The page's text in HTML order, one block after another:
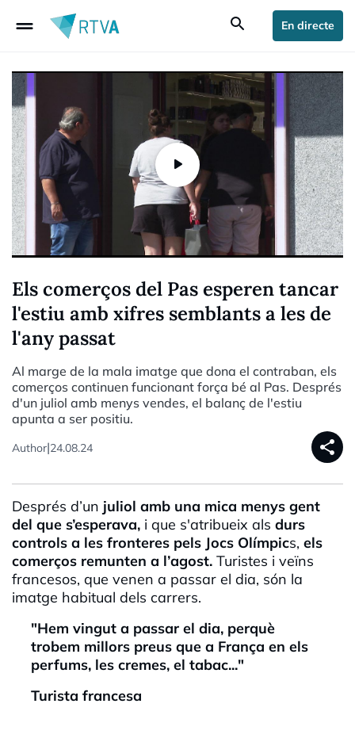
drag_handle search En directe
Els comerços del Pas esperen tancar
l'estiu amb xifres semblants a les de
l'any passat
Al marge de la mala imatge que dona el contraban, els
comerços continuen funcionant força bé al Pas. Després
d'un juliol amb menys vendes, el balanç de l'estiu
apunta a ser positiu.
Author|24.08.24 share
Després d’un juliol amb una mica menys gent
del que s’esperava, i que s'atribueix als durs
controls a les fronteres pels Jocs Olímpics, els
comerços remunten a l’agost. Turistes i veïns
francesos, que venen a passar el dia, són la
imatge habitual dels carrers.
"Hem vingut a passar el dia, perquè
trobem millors preus que a França en els
perfums, les cremes, el tabac..."
Turista francesa